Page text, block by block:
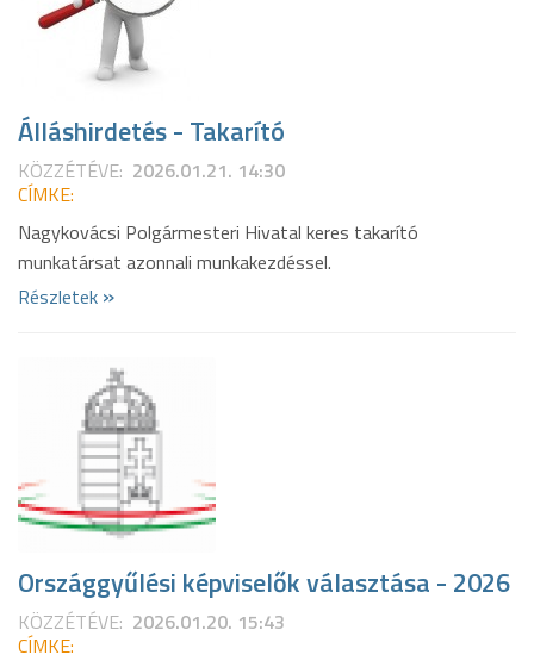
Álláshirdetés - Takarító
KÖZZÉTÉVE: 2026.01.21. 14:30
CÍMKE:
Nagykovácsi Polgármesteri Hivatal keres takarító
munkatársat azonnali munkakezdéssel.
Részletek »
Országgyűlési képviselők választása - 2026
KÖZZÉTÉVE: 2026.01.20. 15:43
CÍMKE: